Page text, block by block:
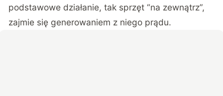
podstawowe działanie, tak sprzęt “na zewnątrz”,
zajmie się generowaniem z niego prądu.